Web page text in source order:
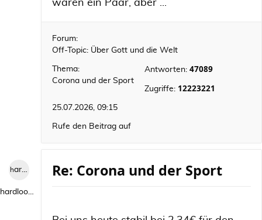
waren ein Paar, aber ...
Forum:
Off-Topic: Über Gott und die Welt
Thema:
Corona und der Sport
Antworten: 47089
Zugriffe: 12223221
25.07.2026, 09:15
Rufe den Beitrag auf
hardlooper
hardlooper
Re: Corona und der Sport